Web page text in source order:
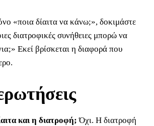
«ποια δίαιτα να κάνω;», δοκιμάστε
διατροφικές συνήθειες μπορώ να
Εκεί βρίσκεται η διαφορά που
και η διατροφή; Όχι. Η διατροφή